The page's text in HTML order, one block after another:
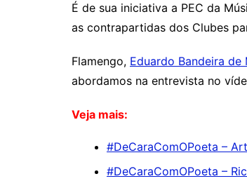
É de sua iniciativa a PEC da
as contrapartidas dos Clubes
Flamengo, Eduardo Bandeira de
abordamos na entrevista no
Veja mais:
#DeCaraComOPoeta –
#DeCaraComOPoeta –